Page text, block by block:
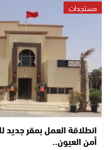
مستجدات
انطلاقة العمل بمقر جديد
أمن العيون..